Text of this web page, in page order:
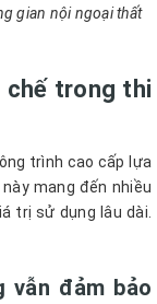
gian nội ngoại thất
chế trong thi
trình cao cấp lựa
mang đến nhiều
trị sử dụng lâu dài.
vẫn đảm bảo